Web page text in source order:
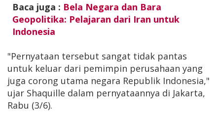
Baca juga : Bela Negara dan Bara
Geopolitika: Pelajaran dari Iran untuk
Indonesia
"Pernyataan tersebut sangat tidak pantas
untuk keluar dari pemimpin perusahaan yang
juga corong utama negara Republik Indonesia,"
ujar Shaquille dalam pernyataannya di Jakarta,
Rabu (3/6).